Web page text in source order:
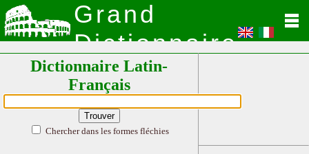
Grand
Dictionnaire
Latin
Dictionnaire Latin-
Français
Chercher dans les formes fléchies